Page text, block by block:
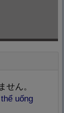
せん。
uống